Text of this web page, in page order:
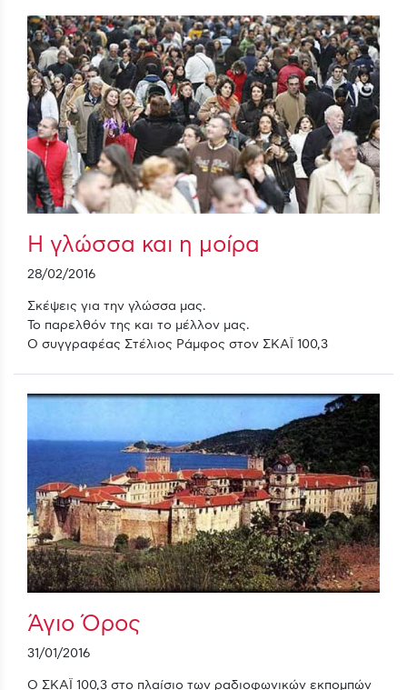
Η γλώσσα και η μοίρα
28/02/2016
Σκέψεις για την γλώσσα μας.
Το παρελθόν της και το μέλλον μας.
Ο συγγραφέας Στέλιος Ράμφος στον ΣΚΑΪ 100,3
Άγιο Όρος
31/01/2016
Ο ΣΚΑΪ 100,3 στο πλαίσιο των ραδιοφωνικών εκπομπών